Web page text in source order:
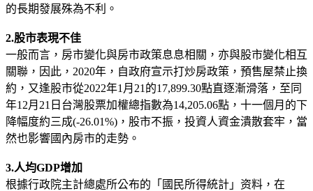
的長期發展殊為不利。
2.股市表現不佳
一般而言，房市變化與房市政策息息相關，亦與股市變化相互
關聯，因此，2020年，自政府宣示打炒房政策，預售屋禁止換
約，又逢股市從2022年1月21的17,899.30點直逐漸滑落，至同
年12月21日台灣股票加權總指數為14,205.06點，十一個月的下
降幅度約三成(-26.01%)，股市不振，投資人資金潰散套牢，當
然也影響國內房市的走勢。
3.人均GDP增加
根據行政院主計總處所公布的「國民所得統計」资料，在